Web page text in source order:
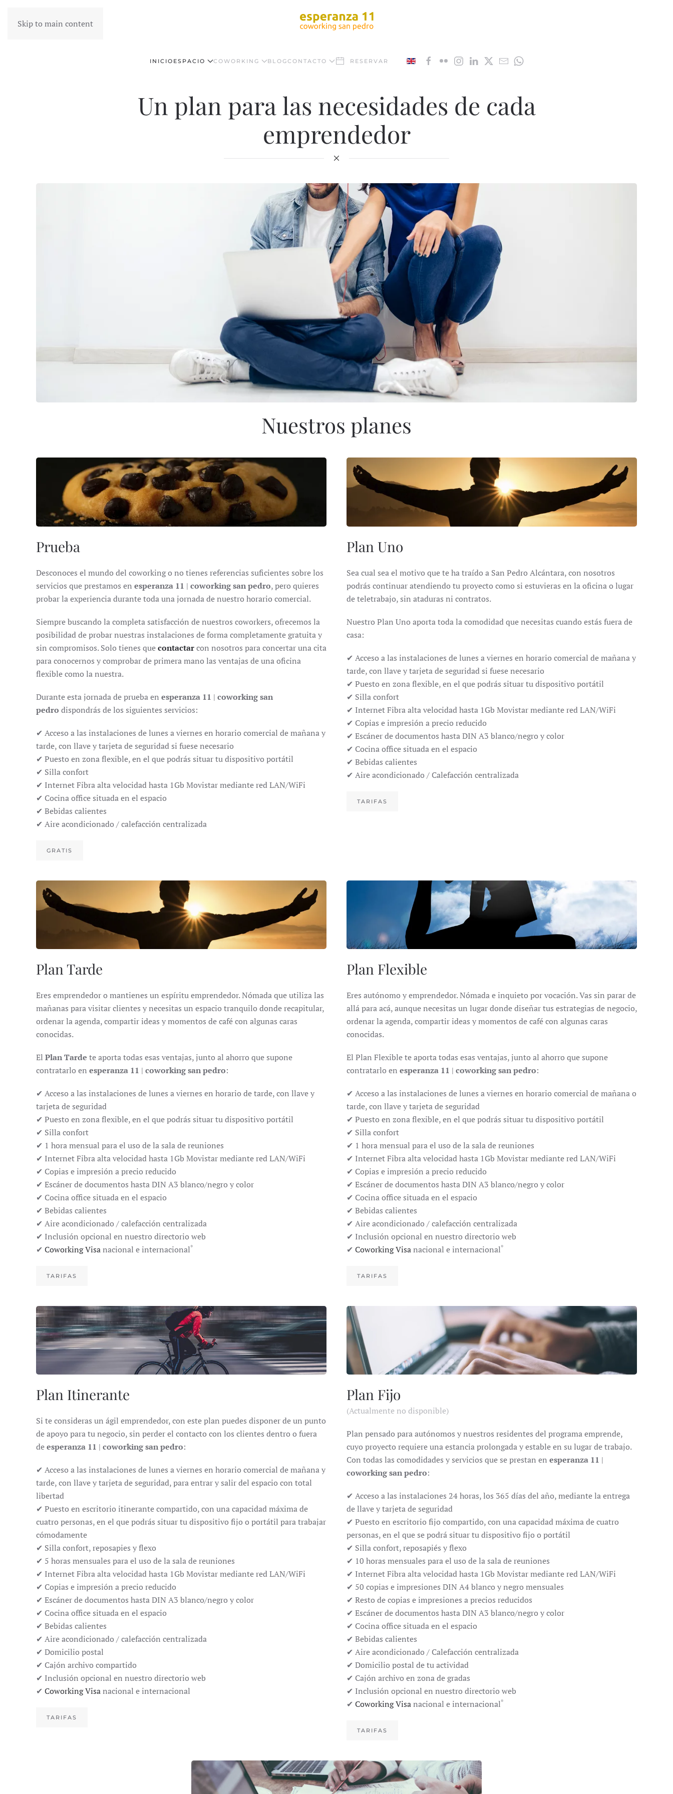
Skip to main content
INICIO ESPACIO COWORKING BLOGCONTACTO RESERVAR
Un plan para las necesidades de cada
emprendedor
Nuestros planes
Prueba
Desconoces el mundo del coworking o no tienes referencias suficientes sobre los
servicios que prestamos en esperanza 11 | coworking san pedro, pero quieres
probar la experiencia durante toda una jornada de nuestro horario comercial.
Siempre buscando la completa satisfacción de nuestros coworkers, ofrecemos la
posibilidad de probar nuestras instalaciones de forma completamente gratuita y
sin compromisos. Solo tienes quecontactarcon nosotros para concertar una cita
para conocernos y comprobar de primera mano las ventajas de una oficina
flexible como la nuestra.
Durante esta jornada de prueba en esperanza 11 | coworking san
pedro dispondrás de los siguientes servicios:
✔ Acceso a las instalaciones de lunes a viernes en horario comercial de mañana y
tarde, con llave y tarjeta de seguridad si fuese necesario
✔ Puesto en zona flexible, en el que podrás situar tu dispositivo portátil
✔ Silla confort
✔ Internet Fibra alta velocidad hasta 1Gb Movistar mediante red LAN/WiFi
✔ Cocina office situada en el espacio
✔ Bebidas calientes
✔ Aire acondicionado / calefacción centralizada
GRATIS
Plan Uno
Sea cual sea el motivo que te ha traído a San Pedro Alcántara, con nosotros
podrás continuar atendiendo tu proyecto como si estuvieras en la oficina o lugar
de teletrabajo, sin ataduras ni contratos.
Nuestro Plan Uno aporta toda la comodidad que necesitas cuando estás fuera de
casa:
✔ Acceso a las instalaciones de lunes a viernes en horario comercial de mañana y
tarde, con llave y tarjeta de seguridad si fuese necesario
✔ Puesto en zona flexible, en el que podrás situar tu dispositivo portátil
✔ Silla confort
✔ Internet Fibra alta velocidad hasta 1Gb Movistar mediante red LAN/WiFi
✔ Copias e impresión a precio reducido
✔ Escáner de documentos hasta DIN A3 blanco/negro y color
✔ Cocina office situada en el espacio
✔ Bebidas calientes
✔ Aire acondicionado / Calefacción centralizada
TARIFAS
Plan Tarde
Eres emprendedor o mantienes un espíritu emprendedor. Nómada que utiliza las
mañanas para visitar clientes y necesitas un espacio tranquilo donde recapitular,
ordenar la agenda, compartir ideas y momentos de café con algunas caras
conocidas.
El Plan Tarde te aporta todas esas ventajas, junto al ahorro que supone
contratarlo en esperanza 11 | coworking san pedro:
✔ Acceso a las instalaciones de lunes a viernes en horario de tarde, con llave y
tarjeta de seguridad
✔ Puesto en zona flexible, en el que podrás situar tu dispositivo portátil
✔ Silla confort
✔ 1 hora mensual para el uso de la sala de reuniones
✔ Internet Fibra alta velocidad hasta 1Gb Movistar mediante red LAN/WiFi
✔ Copias e impresión a precio reducido
✔ Escáner de documentos hasta DIN A3 blanco/negro y color
✔ Cocina office situada en el espacio
✔ Bebidas calientes
✔ Aire acondicionado / calefacción centralizada
✔ Inclusión opcional en nuestro directorio web
✔ Coworking Visanacional e internacional*
TARIFAS
Plan Flexible
Eres autónomo y emprendedor. Nómada e inquieto por vocación. Vas sin parar de
allá para acá, aunque necesitas un lugar donde diseñar tus estrategias de negocio,
ordenar la agenda, compartir ideas y momentos de café con algunas caras
conocidas.
El Plan Flexible te aporta todas esas ventajas, junto al ahorro que supone
contratarlo en esperanza 11 | coworking san pedro:
✔ Acceso a las instalaciones de lunes a viernes en horario comercial de mañana o
tarde, con llave y tarjeta de seguridad
✔ Puesto en zona flexible, en el que podrás situar tu dispositivo portátil
✔ Silla confort
✔ 1 hora mensual para el uso de la sala de reuniones
✔ Internet Fibra alta velocidad hasta 1Gb Movistar mediante red LAN/WiFi
✔ Copias e impresión a precio reducido
✔ Escáner de documentos hasta DIN A3 blanco/negro y color
✔ Cocina office situada en el espacio
✔ Bebidas calientes
✔ Aire acondicionado / calefacción centralizada
✔ Inclusión opcional en nuestro directorio web
✔ Coworking Visanacional e internacional*
TARIFAS
Plan Itinerante
Si te consideras un ágil emprendedor, con este plan puedes disponer de un punto
de apoyo para tu negocio, sin perder el contacto con los clientes dentro o fuera
deesperanza 11 | coworking san pedro:
✔ Acceso a las instalaciones de lunes a viernes en horario comercial de mañana y
tarde, con llave y tarjeta de seguridad, para entrar y salir del espacio con total
libertad
✔ Puesto en escritorio itinerante compartido, con una capacidad máxima de
cuatro personas, en el que podrás situar tu dispositivo fijo o portátil para trabajar
cómodamente
✔ Silla confort, reposapies y flexo
✔ 5 horas mensuales para el uso de la sala de reuniones
✔ Internet Fibra alta velocidad hasta 1Gb Movistar mediante red LAN/WiFi
✔ Copias e impresión a precio reducido
✔ Escáner de documentos hasta DIN A3 blanco/negro y color
✔ Cocina office situada en el espacio
✔ Bebidas calientes
✔ Aire acondicionado / calefacción centralizada
✔ Domicilio postal
✔ Cajón archivo compartido
✔ Inclusión opcional en nuestro directorio web
✔ Coworking Visanacional e internacional
TARIFAS
Plan Fijo
(Actualmente no disponible)
Plan pensado para autónomos y nuestros residentes del programa emprende,
cuyo proyecto requiere una estancia prolongada y estable en su lugar de trabajo.
Con todas las comodidades y servicios que se prestan en esperanza 11 |
coworking san pedro:
✔ Acceso a las instalaciones 24 horas, los 365 días del año, mediante la entrega
de llave y tarjeta de seguridad
✔ Puesto en escritorio fijo compartido, con una capacidad máxima de cuatro
personas, en el que se podrá situar tu dispositivo fijo o portátil
✔ Silla confort, reposapiés y flexo
✔ 10 horas mensuales para el uso de la sala de reuniones
✔ Internet Fibra alta velocidad hasta 1Gb Movistar mediante red LAN/WiFi
✔ 50 copias e impresiones DIN A4 blanco y negro mensuales
✔ Resto de copias e impresiones a precios reducidos
✔ Escáner de documentos hasta DIN A3 blanco/negro y color
✔ Cocina office situada en el espacio
✔ Bebidas calientes
✔ Aire acondicionado / Calefacción centralizada
✔ Domicilio postal de tu actividad
✔ Cajón archivo en zona de gradas
✔ Inclusión opcional en nuestro directorio web
✔ Coworking Visanacional e internacional*
TARIFAS